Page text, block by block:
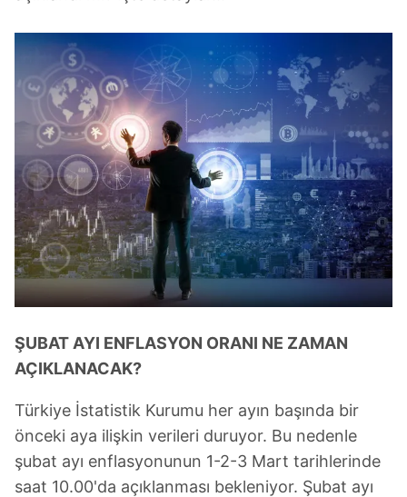
ŞUBAT AYI ENFLASYON ORANI NE ZAMAN
AÇIKLANACAK?
Türkiye İstatistik Kurumu her ayın başında bir
önceki aya ilişkin verileri duruyor. Bu nedenle
şubat ayı enflasyonunun 1-2-3 Mart tarihlerinde
saat 10.00'da açıklanması bekleniyor. Şubat ayı